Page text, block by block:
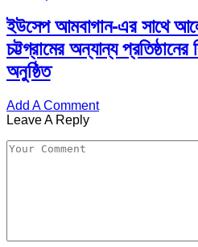
ইউসেপ আমবাগান-এর সাথে
চট্টগ্রামের অন্যান্য
অনুষ্ঠিত
Add A Comment
Leave A Reply